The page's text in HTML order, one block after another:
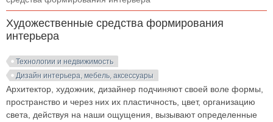
Художественные средства формирования
интерьера
Технологии и недвижимость
Дизайн интерьера, мебель, аксессуары
Архитектор, художник, дизайнер подчиняют своей воле формы,
пространство и через них их пластичность, цвет, организацию
света, действуя на наши ощущения, вызывают определенные